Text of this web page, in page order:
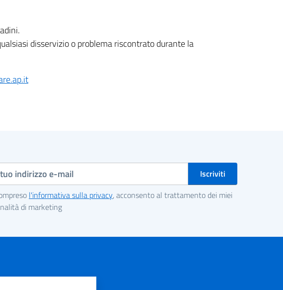
disservizio o problema riscontrato durante la
l'informativa sulla privacy, acconsento al trattamento dei miei
di marketing